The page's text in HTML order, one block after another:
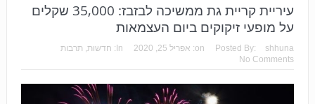
עיריית קריית גת ממשיכה לבזבז: 35,000 שקלים
על מופעי זיקוקים ביום העצמאות
Posted By: shhuna
on: אפריל 25, 2020 In: חדשות, תרבות
No Comments